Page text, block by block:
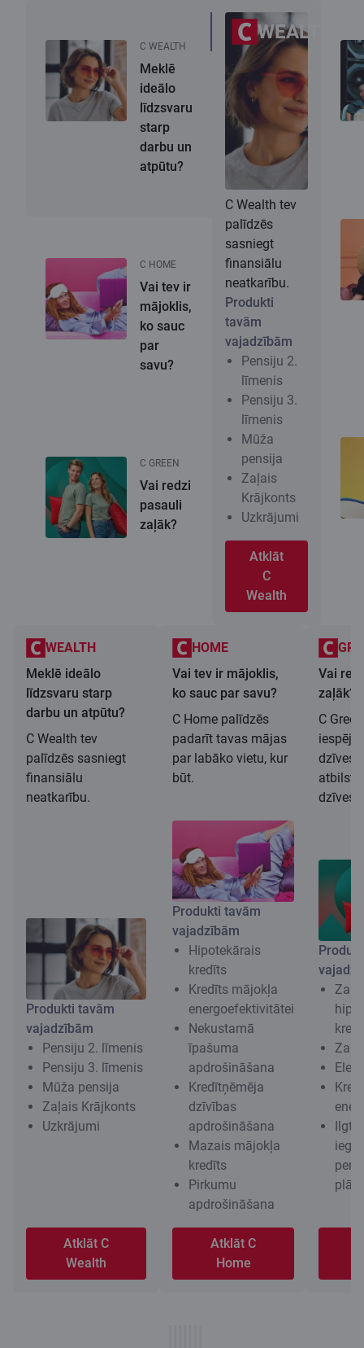
WEALTH
C Wealth tev
palīdzēs
sasniegt
finansiālu
neatkarību.
Produkti
tavām
vajadzībām
Pensiju 2.
līmenis
Pensiju 3.
līmenis
Mūža
pensija
Zaļais
Krājkonts
Uzkrājumi
Atklāt
C
Wealth
C WEALTH
Meklē
ideālo
līdzsvaru
starp
darbu un
atpūtu?
C HOME
Vai tev ir
mājoklis,
ko sauc
par
savu?
C GREEN
Vai redzi
pasauli
zaļāk?
WEALTH
Meklē ideālo
līdzsvaru starp
darbu un atpūtu?
C Wealth tev
palīdzēs sasniegt
finansiālu
neatkarību.
Produkti tavām
vajadzībām
Pensiju 2. līmenis
Pensiju 3. līmenis
Mūža pensija
Zaļais Krājkonts
Uzkrājumi
Atklāt C
Wealth
HOME
Vai tev ir mājoklis,
ko sauc par savu?
C Home palīdzēs
padarīt tavas mājas
par labāko vietu, kur
būt.
Produkti tavām
vajadzībām
Hipotekārais
kredīts
Kredīts mājokļa
energoefektivitātei
Nekustamā
īpašuma
apdrošināšana
Kredītņēmēja
dzīvības
apdrošināšana
Mazais mājokļa
kredīts
Pirkumu
apdrošināšana
Atklāt C
Home
Vai
zaļāk?
C
iespēju
dzīves